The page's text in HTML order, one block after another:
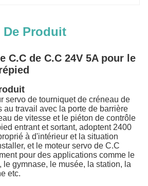
Produit
C.C de C.C 24V 5A pour le
servo de tourniquet de créneau de
au travail avec la porte de barrière
de vitesse et le piéton de contrôle
entrant et sortant, adoptent 2400
à d'intérieur et la situation
et le moteur servo de C.C
pour des applications comme le
le gymnase, le musée, la station, la
etc.